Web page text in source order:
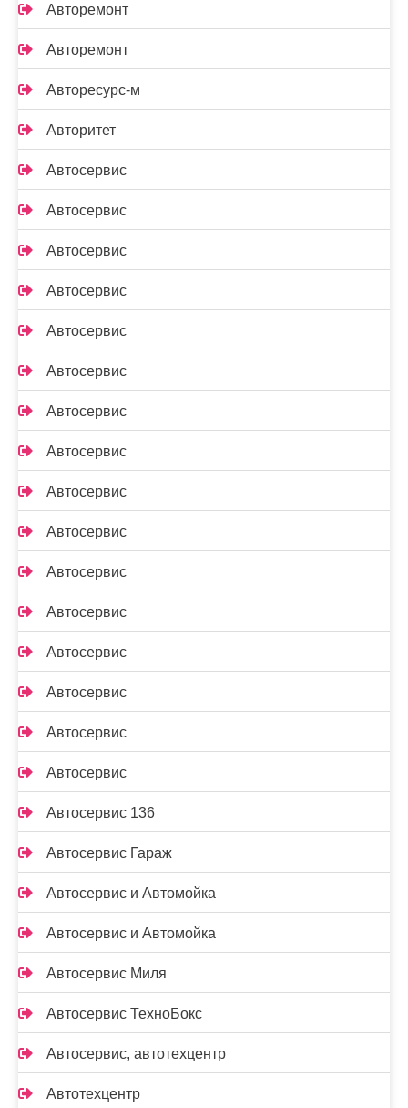
Авторемонт
Авторемонт
Авторесурс-м
Авторитет
Автосервис
Автосервис
Автосервис
Автосервис
Автосервис
Автосервис
Автосервис
Автосервис
Автосервис
Автосервис
Автосервис
Автосервис
Автосервис
Автосервис
Автосервис
Автосервис
Автосервис 136
Автосервис Гараж
Автосервис и Автомойка
Автосервис и Автомойка
Автосервис Миля
Автосервис ТехноБокс
Автосервис, автотехцентр
Автотехцентр